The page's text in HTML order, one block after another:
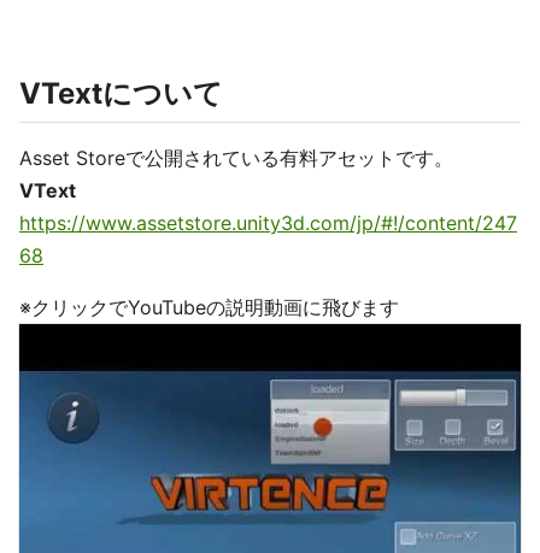
VTextについて
Asset Storeで公開されている有料アセットです。
VText
https://www.assetstore.unity3d.com/jp/#!/content/247
68
※クリックでYouTubeの説明動画に飛びます